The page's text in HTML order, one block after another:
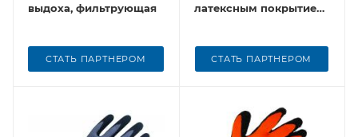
выдоха, фильтрующая
СТАТЬ ПАРТНЕРОМ
латексным покрытием,
СТАТЬ ПАРТНЕРОМ